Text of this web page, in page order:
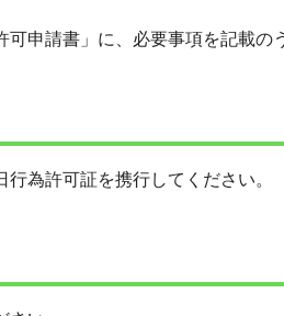
可申請書」に、必要事項を記載の
為許可証を携行してください。